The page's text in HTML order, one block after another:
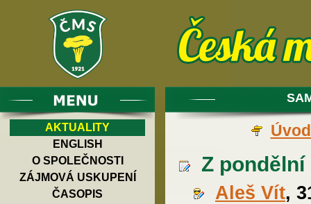
AKTUALITY
ENGLISH
O SPOLEČNOSTI
ZÁJMOVÁ USKUPENÍ
ČASOPIS
Z pondělní
Aleš Vít,